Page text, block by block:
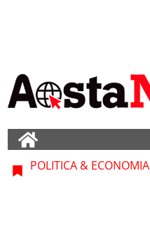
POLITICA & ECONOMIA